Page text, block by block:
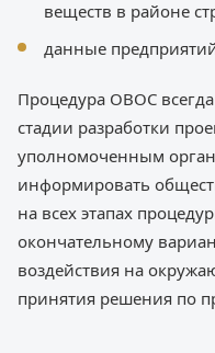
веществ в районе
данные
Процедура ОВОС
стадии разработки
уполномоченным
информировать
на всех этапах
окончательному
воздействия на
принятия решения по